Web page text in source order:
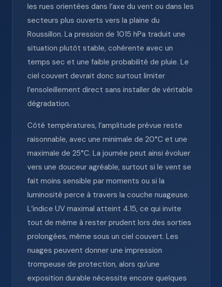
les rues orientées dans l’axe du vent ou dans les
secteurs plus ouverts vers la plaine du
Roussillon. La pression de 1015 hPa traduit une
situation plutôt stable, cohérente avec un
temps sec et une faible probabilité de pluie. Le
ciel couvert devrait donc surtout limiter
l’ensoleillement direct sans installer de véritable
dégradation.
Côté températures, l’amplitude prévue reste
raisonnable, avec une minimale de 20°C et une
maximale de 25°C. La journée peut ainsi évoluer
vers une douceur agréable, surtout si le vent se
fait moins sensible par moments ou si la
luminosité perce à travers la couche nuageuse.
L’indice UV maximal atteint 4.15, ce qui invite
tout de même à rester prudent lors des sorties
prolongées, même sous un ciel couvert. Les
nuages peuvent donner une impression
trompeuse de protection, alors qu’une
exposition durable nécessite encore quelques